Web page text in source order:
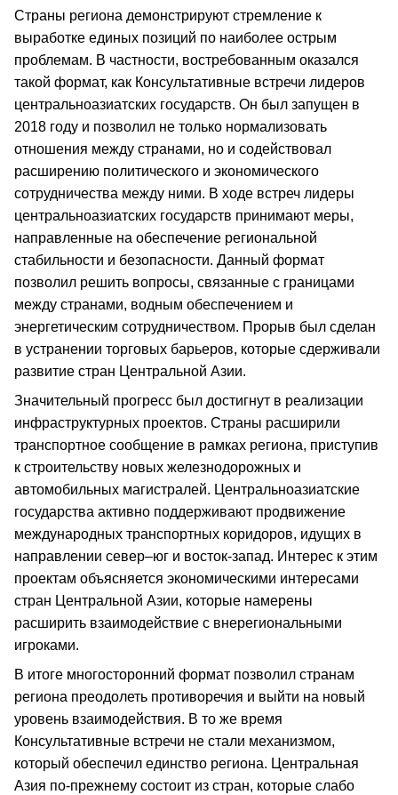
Страны региона демонстрируют стремление к
выработке единых позиций по наиболее острым
проблемам. В частности, востребованным оказался
такой формат, как Консультативные встречи лидеров
центральноазиатских государств. Он был запущен в
2018 году и позволил не только нормализовать
отношения между странами, но и содействовал
расширению политического и экономического
сотрудничества между ними. В ходе встреч лидеры
центральноазиатских государств принимают меры,
направленные на обеспечение региональной
стабильности и безопасности. Данный формат
позволил решить вопросы, связанные с границами
между странами, водным обеспечением и
энергетическим сотрудничеством. Прорыв был сделан
в устранении торговых барьеров, которые сдерживали
развитие стран Центральной Азии.
Значительный прогресс был достигнут в реализации
инфраструктурных проектов. Страны расширили
транспортное сообщение в рамках региона, приступив
к строительству новых железнодорожных и
автомобильных магистралей. Центральноазиатские
государства активно поддерживают продвижение
международных транспортных коридоров, идущих в
направлении север–юг и восток-запад. Интерес к этим
проектам объясняется экономическими интересами
стран Центральной Азии, которые намерены
расширить взаимодействие с внерегиональными
игроками.
В итоге многосторонний формат позволил странам
региона преодолеть противоречия и выйти на новый
уровень взаимодействия. В то же время
Консультативные встречи не стали механизмом,
который обеспечил единство региона. Центральная
Азия по-прежнему состоит из стран, которые слабо